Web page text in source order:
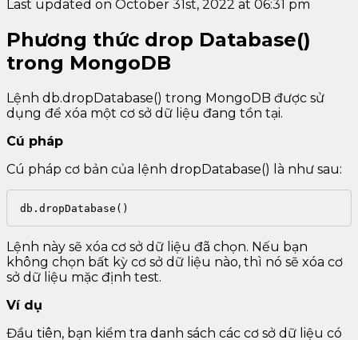
Last updated on October 31st, 2022 at 06:31 pm
Phương thức drop Database()
trong MongoDB
Lệnh db.dropDatabase() trong MongoDB được sử
dụng để xóa một cơ sở dữ liệu đang tồn tại.
Cú pháp
Cú pháp cơ bản của lệnh dropDatabase() là như sau:
db.dropDatabase()
Lệnh này sẽ xóa cơ sở dữ liệu đã chọn. Nếu bạn
không chọn bất kỳ cơ sở dữ liệu nào, thì nó sẽ xóa cơ
sở dữ liệu mặc định test.
Ví dụ
Đầu tiên, bạn kiểm tra danh sách các cơ sở dữ liệu có